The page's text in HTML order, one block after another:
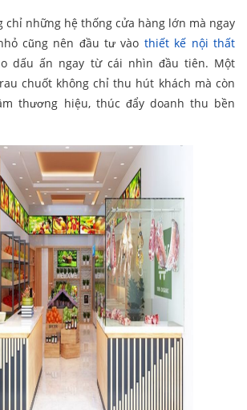
chỉ những hệ thống cửa hàng lớn mà ngay
cũng nên đầu tư vào thiết kế nội thất
dấu ấn ngay từ cái nhìn đầu tiên. Một
chuốt không chỉ thu hút khách mà còn
thương hiệu, thúc đẩy doanh thu bền